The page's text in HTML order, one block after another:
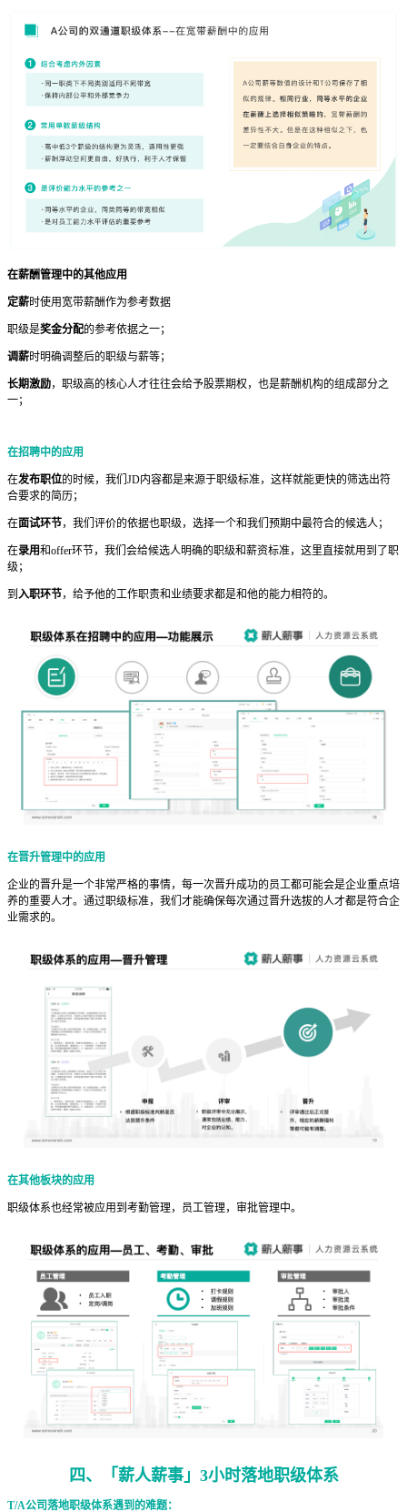
在薪酬管理中的其他应用
定薪时使用宽带薪酬作为参考数据
职级是奖金分配的参考依据之一；
调薪时明确调整后的职级与薪等；
长期激励，职级高的核心人才往往会给予股票期权，也是薪酬机构的组成部分之
一；
在招聘中的应用
在发布职位的时候，我们JD内容都是来源于职级标准，这样就能更快的筛选出符
合要求的简历；
在面试环节 ，我们评价的依据也职级，选择一个和我们预期中最符合的候选人；
在录用和offer环节，我们会给候选人明确的职级和薪资标准，这里直接就用到了职
级；
到 入职环节 ，给予他的工作职责和业绩要求都是和他的能力相符的。
在晋升管理中的应用
企业的晋升是一个非常严格的事情，每一次晋升成功的员工都可能会是企业重点培
养的重要人才。通过职级标准，我们才能确保每次通过晋升选拔的人才都是符合企
业需求的。
在其他板块的应用
职级体系也经常被应用到考勤管理，员工管理，审批管理中。
四、「薪人薪事」3小时落地职级体系
T/A公司落地职级体系遇到的难题：